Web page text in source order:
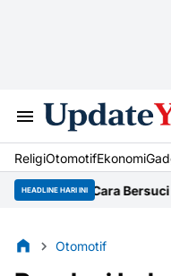
ReligiOtomotifEkonomi
HEADLINE HARI INI
Tata Cara Bersuci &
Otomotif